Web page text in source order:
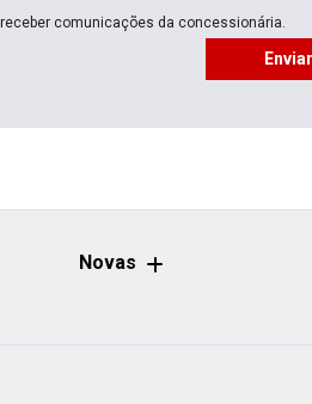
comunicações da concessionária.
Enviar
Novas